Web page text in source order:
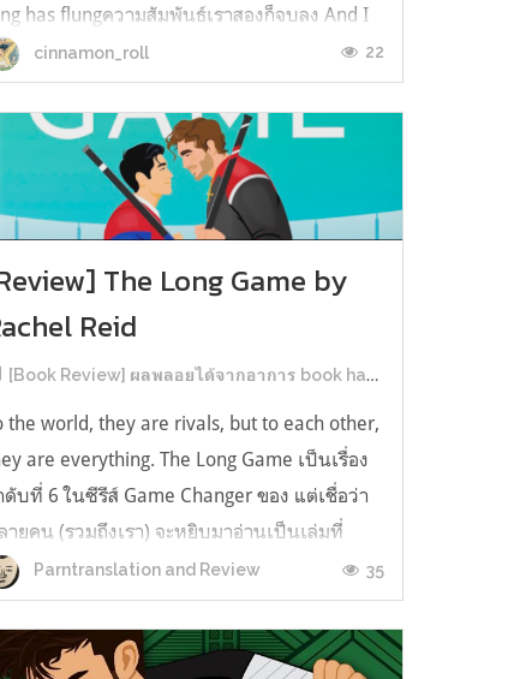
has flungความสัมพันธ์เราสองก็จบลง And I
spin your recordsแต่ฉันยังเล่นเพลงโปรดของ
บนแผ่นเสียงไวนิล And You still feel like
ในใจฉัน ตัวตนคุณก็ยังอบอ...
cinnamon_roll 22
The Long Game by
Reid
[Book Review] ผลพลอยได้จากอาการ book hangover หลังอ่านสารพัน MM Romance
the world, they are rivals, but to each other,
are everything. The Long Game เป็นเรื่อง
ดับที่ 6 ในซีรีส์ Game Changer ของ แต่เชื่อว่า
ายคน (รวมถึงเรา) จะหยิบมาอ่านเป็นเล่มที่
ลังจากอ่าน Heated Rivalry มา555 เรื่องย่อ:
Long Game เล่ม Long Game นี่จะเป็น
ะมาณ2 ปีหลังจาก HR จะดำเนินเ...
Parntranslation and Review 35